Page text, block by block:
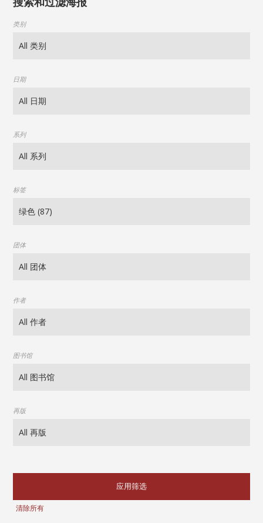
类别
日期
系列
标签
团体
作者
图书馆
再版
应用筛选
清除所有